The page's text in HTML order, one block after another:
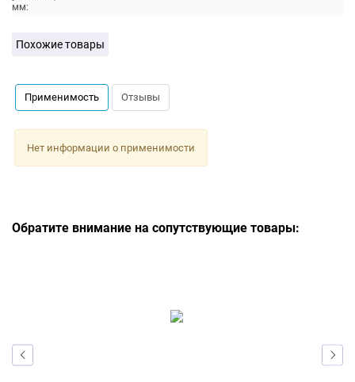
мм:
Похожие товары
Применимость Отзывы
Нет информации о применимости
Обратите внимание на сопутствующие товары: